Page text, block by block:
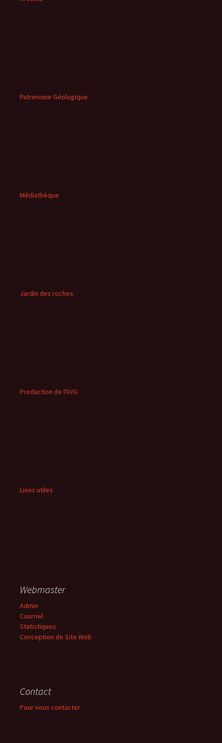
Patrimoine Géologique
Médiathèque
Jardin des roches
Production de l'AVG
Liens utiles
Webmaster
Admin
Courriel
Statistiques
Conception de Site Web
Contact
Pour nous contacter